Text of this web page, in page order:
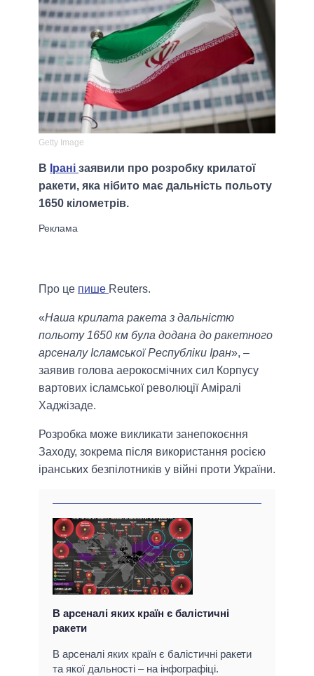
Getty Image
В Ірані заявили про розробку крилатої
ракети, яка нібито має дальність польоту
1650 кілометрів.
Про це пише Reuters.
«Наша крилата ракета з дальністю
польоту 1650 км була додана до ракетного
арсеналу Ісламської Республіки Іран», –
заявив голова аерокосмічних сил Корпусу
вартових ісламської революції Аміралі
Хаджізаде.
Розробка може викликати занепокоєння
Заходу, зокрема після використання росією
іранських безпілотників у війні проти України.
В арсеналі яких країн є балістичні
ракети
В арсеналі яких країн є балістичні ракети
та якої дальності – на інфографіці.